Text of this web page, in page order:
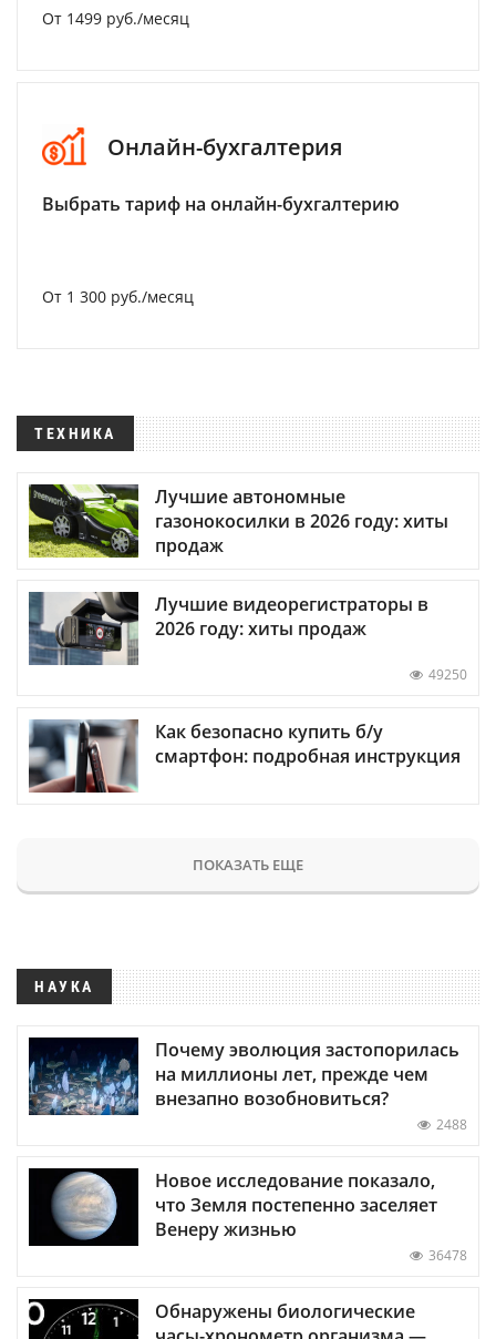
От 1499 руб./месяц
Онлайн-бухгалтерия
Выбрать тариф на онлайн-бухгалтерию
От 1 300 руб./месяц
ТЕХНИКА
Лучшие автономные
газонокосилки в 2026 году: хиты
продаж
Лучшие видеорегистраторы в
2026 году: хиты продаж
49250
Как безопасно купить б/у
смартфон: подробная инструкция
ПОКАЗАТЬ ЕЩЕ
НАУКА
Почему эволюция застопорилась
на миллионы лет, прежде чем
внезапно возобновиться?
2488
Новое исследование показало,
что Земля постепенно заселяет
Венеру жизнью
36478
Обнаружены биологические